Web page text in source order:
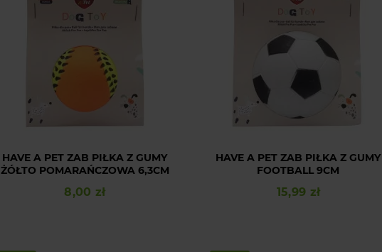
HAVE A PET ZAB PIŁKA Z GUMY
ŻÓŁTO POMARAŃCZOWA 6,3CM
Cena
8,00 zł
HAVE A PET ZAB PIŁKA Z GUMY
FOOTBALL 9CM
Cena
15,99 zł